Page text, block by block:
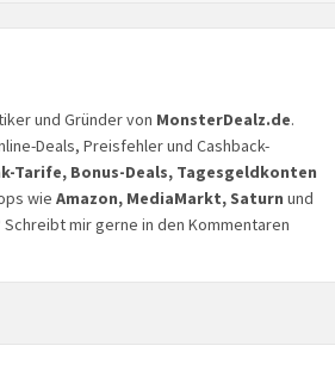
und Gründer von MonsterDealz.de.
Deals, Preisfehler und Cashback-
Tarife, Bonus-Deals, Tagesgeldkonten
wie Amazon, MediaMarkt, Saturn und
mir gerne in den Kommentaren